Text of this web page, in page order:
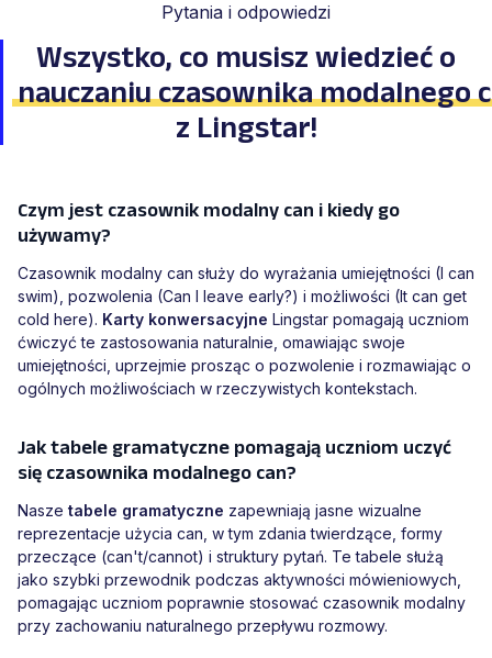
Pytania i odpowiedzi
Wszystko, co musisz wiedzieć o
nauczaniu czasownika modalnego
z Lingstar!
Czym jest czasownik modalny can i kiedy go
używamy?
Czasownik modalny can służy do wyrażania umiejętności (I can
swim), pozwolenia (Can I leave early?) i możliwości (It can get
cold here). Karty konwersacyjne Lingstar pomagają uczniom
ćwiczyć te zastosowania naturalnie, omawiając swoje
umiejętności, uprzejmie prosząc o pozwolenie i rozmawiając o
ogólnych możliwościach w rzeczywistych kontekstach.
Jak tabele gramatyczne pomagają uczniom uczyć
się czasownika modalnego can?
Nasze tabele gramatyczne zapewniają jasne wizualne
reprezentacje użycia can, w tym zdania twierdzące, formy
przeczące (can't/cannot) i struktury pytań. Te tabele służą
jako szybki przewodnik podczas aktywności mówieniowych,
pomagając uczniom poprawnie stosować czasownik modalny
przy zachowaniu naturalnego przepływu rozmowy.